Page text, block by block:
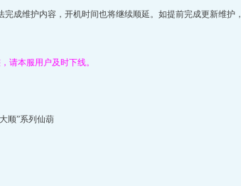
成维护内容，开机时间也将继续顺延。如提前完成更新维护，
请本服用户及时下线。
顺”系列仙葫